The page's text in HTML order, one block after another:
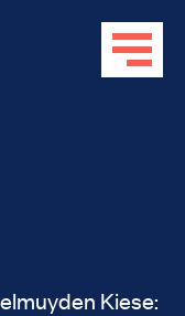
Kiese: